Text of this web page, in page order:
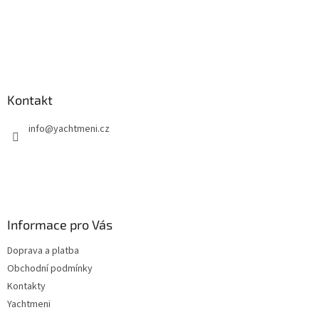
Kontakt
info@yachtmeni.cz
Informace pro Vás
Doprava a platba
Obchodní podmínky
Kontakty
Yachtmeni